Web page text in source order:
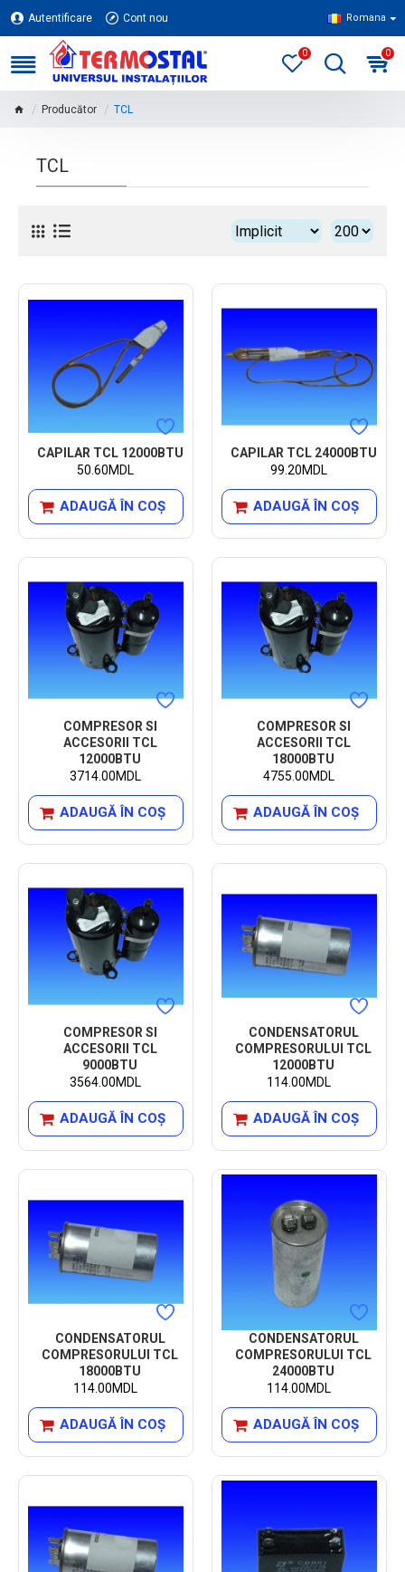
Autentificare Cont nou Romana
0 0
Producător TCL
TCL
CAPILAR TCL 12000BTU
50.60MDL
ADAUGĂ ÎN COŞ
CAPILAR TCL 24000BTU
99.20MDL
ADAUGĂ ÎN COŞ
COMPRESOR SI
ACCESORII TCL
12000BTU
3714.00MDL
ADAUGĂ ÎN COŞ
COMPRESOR SI
ACCESORII TCL
18000BTU
4755.00MDL
ADAUGĂ ÎN COŞ
COMPRESOR SI
ACCESORII TCL
9000BTU
3564.00MDL
ADAUGĂ ÎN COŞ
CONDENSATORUL
COMPRESORULUI TCL
12000BTU
114.00MDL
ADAUGĂ ÎN COŞ
CONDENSATORUL
COMPRESORULUI TCL
18000BTU
114.00MDL
ADAUGĂ ÎN COŞ
CONDENSATORUL
COMPRESORULUI TCL
24000BTU
114.00MDL
ADAUGĂ ÎN COŞ